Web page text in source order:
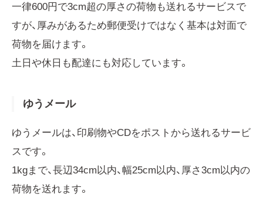
一律600円で3cm超の厚さの荷物も送れるサービスで
すが、厚みがあるため郵便受けではなく基本は対面で
荷物を届けます。
土日や休日も配達にも対応しています。
ゆうメール
ゆうメールは、印刷物やCDをポストから送れるサービ
スです。
1kgまで、長辺34cm以内、幅25cm以内、厚さ3cm以内の
荷物を送れます。